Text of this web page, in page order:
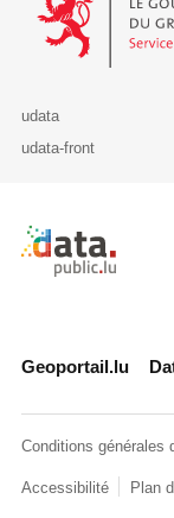
udata
udata-front
Retour à
Geoportail.lu
Conditions générales
Accessibilité Plan